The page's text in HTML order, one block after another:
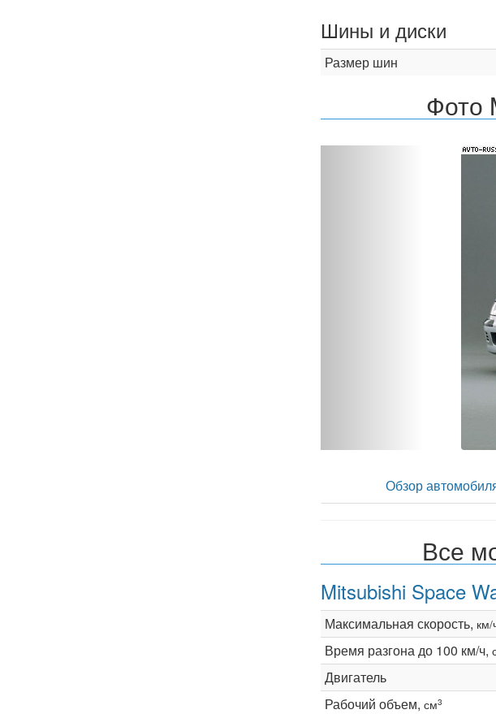
Шины и диски
Размер шин
Фото
Обзор
Все
Mitsubishi Space
Максимальная скорость, км/
Время разгона до 100 км/ч,
Двигатель
Рабочий объем, см3